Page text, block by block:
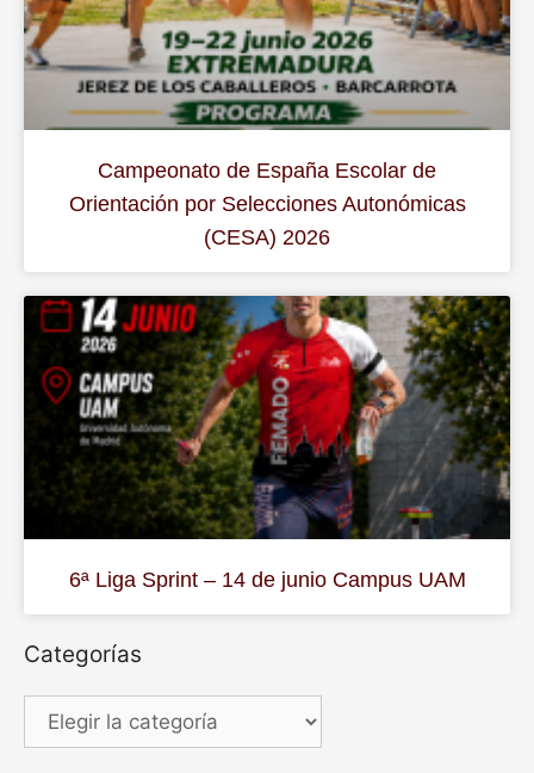
Campeonato de España Escolar de
Orientación por Selecciones Autonómicas
(CESA) 2026
6ª Liga Sprint – 14 de junio Campus UAM
Categorías